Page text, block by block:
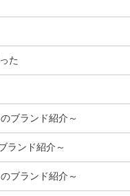
た
ブランド紹介～
ランド紹介～
ブランド紹介～